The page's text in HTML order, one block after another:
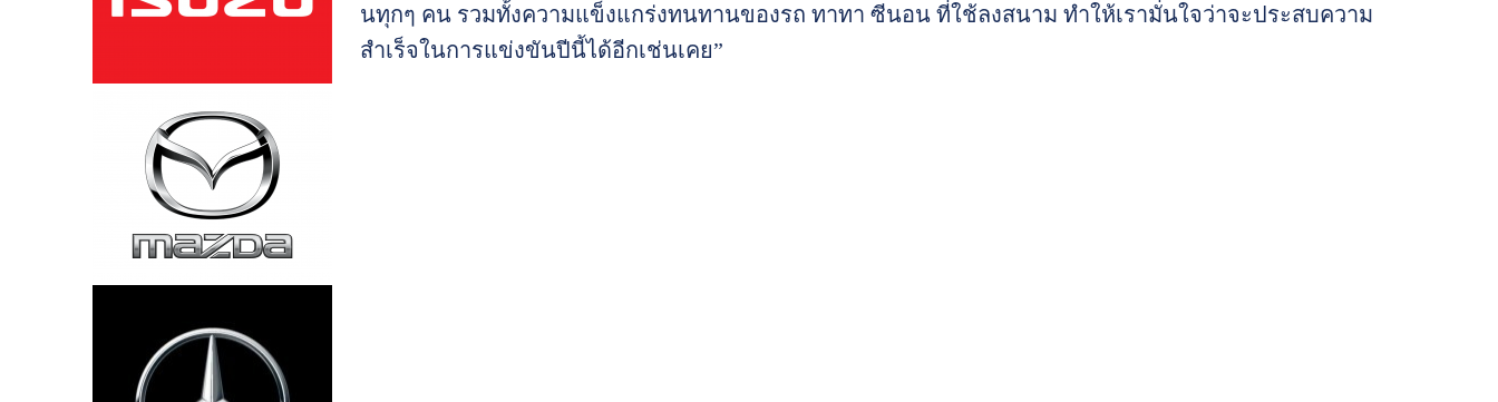
นทุกๆ คน รวมทั้งความแข็งแกร่งทนทานของรถ ทาทา ซีนอน ที่ใช้ลงสนาม ทำให้เรามั่นใจว่าจะประสบความ
สำเร็จในการแข่งขันปีนี้ได้อีกเช่นเคย”